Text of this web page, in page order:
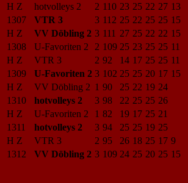
H Z
hotvolleys 2 2 110 23 25 22 27 13
1307
VTR 3 3 112 25 22 25 25 15
H Z
VV Döbling 2 3 111 27 25 22 22 15
1308
U-Favoriten 2 2 109 25 23 25 25 11
H Z
VTR 3 2 92 14 17 25 25 11
1309
U-Favoriten 2 3 102 25 25 20 17 15
H Z
VV Döbling 2 1 90 25 22 19 24
1310
hotvolleys 2 3 98 22 25 25 26
H Z
U-Favoriten 2 1 82 19 17 25 21
1311
hotvolleys 2 3 94 25 25 19 25
H Z
VTR 3 2 95 26 18 25 17 9
1312
VV Döbling 2 3 109 24 25 20 25 15